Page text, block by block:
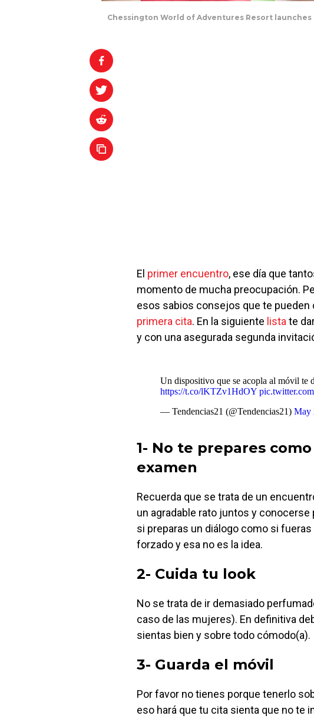
Chessington World of Adventures Resort
El primer encuentro, ese día que
momento de mucha preocupación.
esos sabios consejos que te pueden
primera cita. En la siguiente listate
y con una asegurada segunda
Un dispositivo que se acopla al móvil te
https://t.co/lKTZv1HdOY
— Tendencias21 (@Tendencias21) May
1- No te prepares
examen
Recuerda que se trata de un
un agradable rato juntos y
si preparas un diálogo como si
forzado y esa no es la idea.
2- Cuida tu look
No se trata de ir demasiado
caso de las mujeres). En definitiva
sientas bien y sobre todo cómodo(a).
3- Guarda el móvil
Por favor no tienes porque tenerlo
eso hará que tu cita sienta que no te